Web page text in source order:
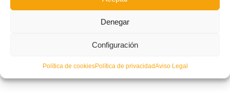
Denegar
Configuración
Política de cookiesPolítica de privacidadAviso Legal